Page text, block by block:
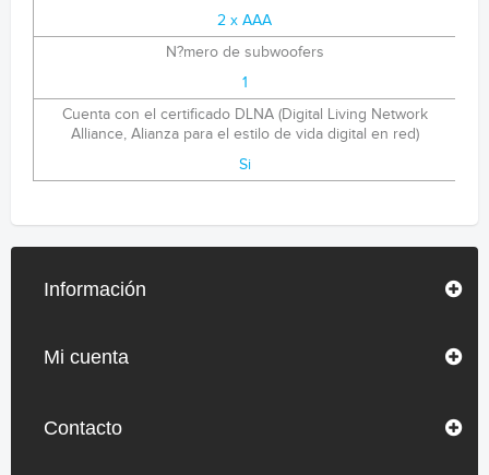
2 x AAA
N?mero de subwoofers
1
Cuenta con el certificado DLNA (Digital Living Network
Alliance, Alianza para el estilo de vida digital en red)
Si
Información
Mi cuenta
Contacto